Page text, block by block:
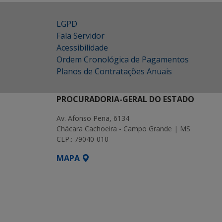
LGPD
Fala Servidor
Acessibilidade
Ordem Cronológica de Pagamentos
Planos de Contratações Anuais
PROCURADORIA-GERAL DO ESTADO
Av. Afonso Pena, 6134
Chácara Cachoeira - Campo Grande | MS
CEP.: 79040-010
MAPA